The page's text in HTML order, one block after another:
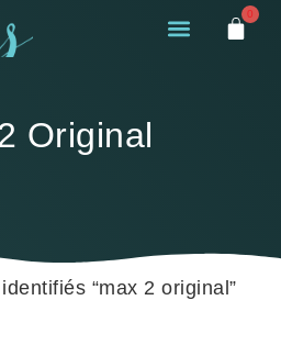
0
Original
“max 2 original”